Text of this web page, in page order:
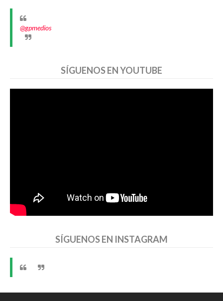
@gpmedios
SÍGUENOS EN YOUTUBE
SÍGUENOS EN INSTAGRAM